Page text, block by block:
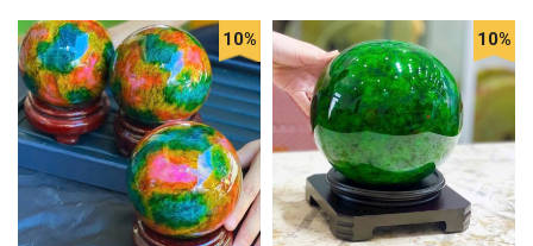
10% 10%